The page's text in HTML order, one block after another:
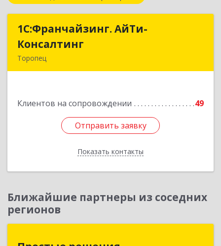
1С:Франчайзинг. АйТи-
Консалтинг
Торопец
Клиентов на сопровождении 49
Отправить заявку
Показать контакты
1С:Франчайзинг. АйТи-
Подробнее
Отправить заявку
Назад
Ближайшие партнеры из соседних
регионов